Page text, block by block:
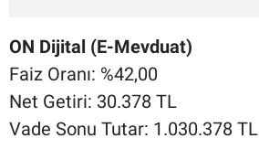
ON Dijital (E-Mevduat)
Faiz Oranı: %42,00
Net Getiri: 30.378 TL
Vade Sonu Tutar: 1.030.378 TL